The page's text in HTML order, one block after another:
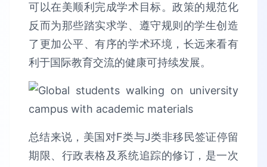
可以在美顺利完成学术目标。政策的规范化
反而为那些踏实求学、遵守规则的学生创造
了更加公平、有序的学术环境，长远来看有
利于国际教育交流的健康可持续发展。
总结来说，美国对F类与J类非移民签证停留
期限、行政表格及系统追踪的修订，是一次